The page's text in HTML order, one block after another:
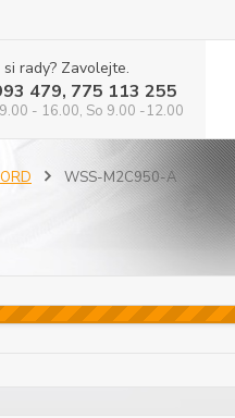
rady? Zavolejte.
479, 775 113 255
- 16.00, So 9.00 -12.00
WSS-M2C950-A